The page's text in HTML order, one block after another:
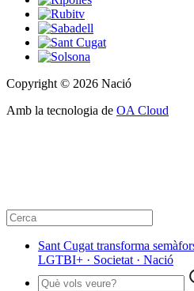
Copyright © 2026 Nació
Amb la tecnologia de OA Cloud
Sant Cugat transforma
LGTBI+ · Societat · Nació